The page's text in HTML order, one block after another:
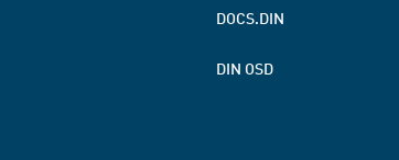
DOCS.DIN
DIN OSD